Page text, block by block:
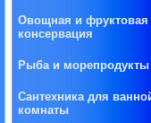
Овощная и фруктовая
консервация
Рыба и морепродукты
Сантехника для
комнаты